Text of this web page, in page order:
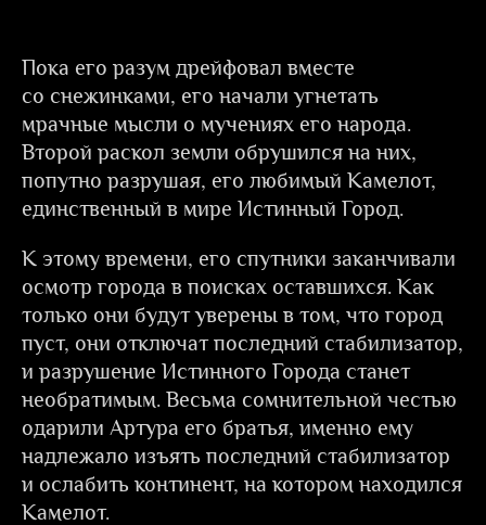
Пока его разум дрейфовал вместе
со снежинками, его начали угнетать
мрачные мысли о мучениях его народа.
Второй раскол земли обрушился на них,
попутно разрушая, его любимый Камелот,
единственный в мире Истинный Город.
К этому времени, его спутники заканчивали
осмотр города в поисках оставшихся. Как
только они будут уверены в том, что город
пуст, они отключат последний стабилизатор,
и разрушение Истинного Города станет
необратимым. Весьма сомнительной честью
одарили Артура его братья, именно ему
надлежало изъять последний стабилизатор
и ослабить континент, на котором находился
Камелот.